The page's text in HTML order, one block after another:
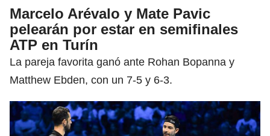
Marcelo Arévalo y Mate Pavic
pelearán por estar en semifinales
ATP en Turín
La pareja favorita ganó ante Rohan Bopanna y
Matthew Ebden, con un 7-5 y 6-3.